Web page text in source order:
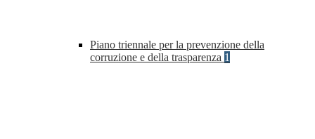
Piano triennale per la prevenzione della
corruzione e della trasparenza 1